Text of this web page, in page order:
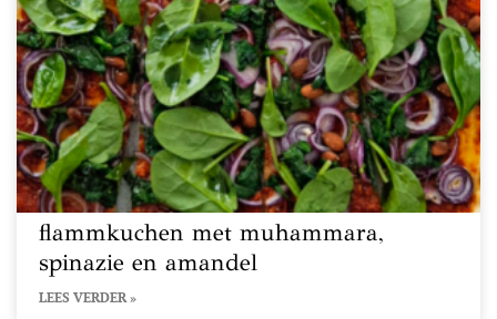
flammkuchen met muhammara,
spinazie en amandel
LEES VERDER »